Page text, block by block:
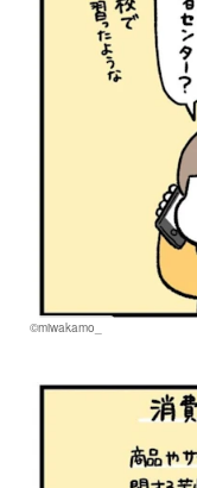
©miwakamo_